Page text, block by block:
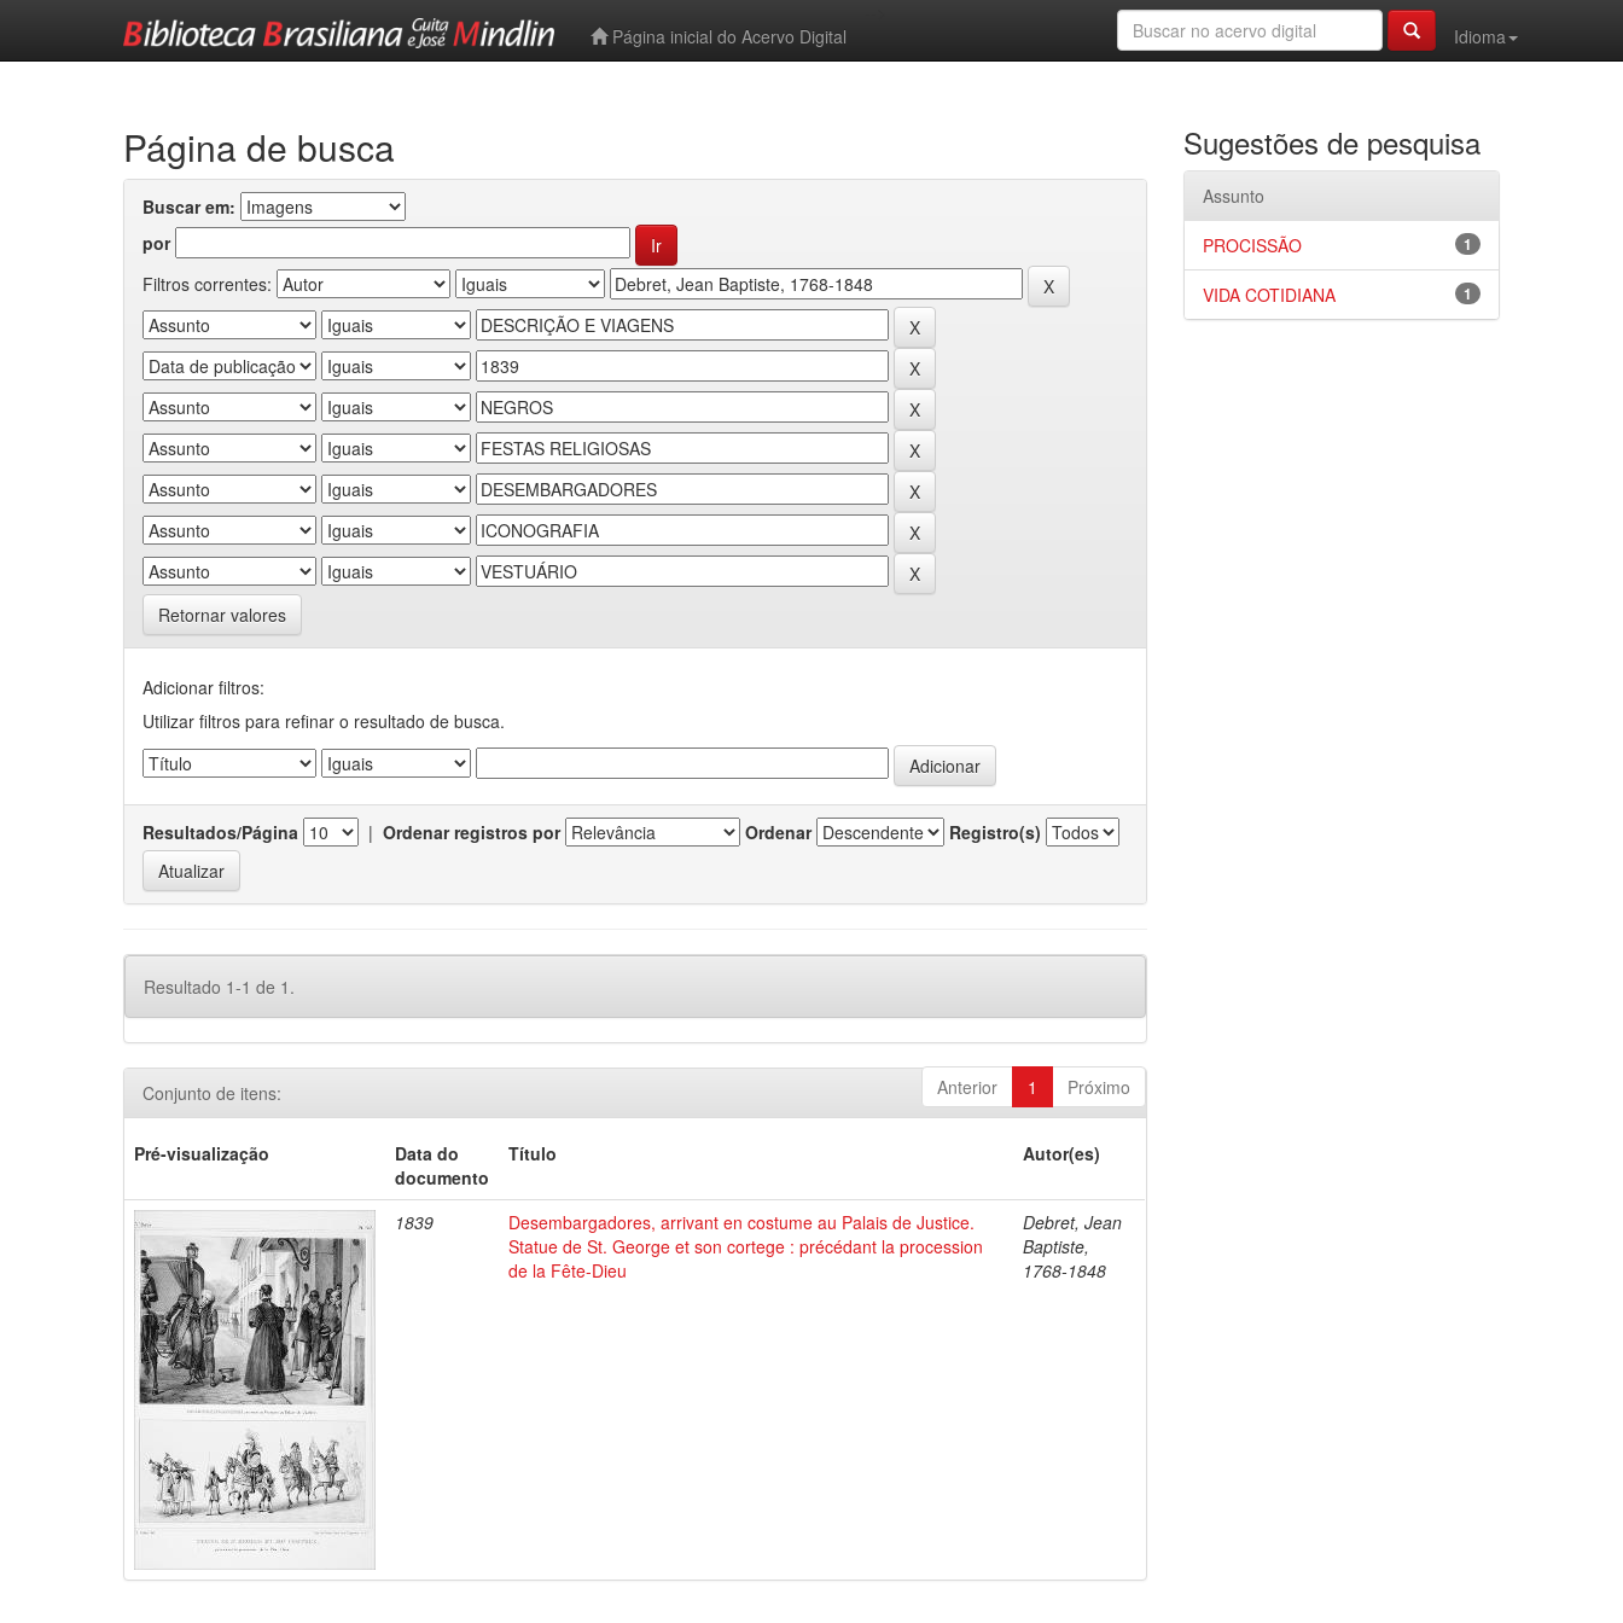
Página inicial do Acervo Digital
Idioma
Página de busca
Buscar em:
por
Filtros correntes:
Retornar valores
Adicionar filtros:
Utilizar filtros para refinar o resultado de busca.
Resultados/Página | Ordenar registros por Ordenar Registro(s)
Resultado 1-1 de 1.
Anterior 1 Próximo
Conjunto de itens:
Pré-visualização
Data do
documento
Título Autor(es)
1839
Desembargadores, arrivant en costume au Palais de Justice.
Statue de St. George et son cortege : précédant la procession
de la Fête-Dieu
Debret, Jean
Baptiste,
1768-1848
Sugestões de pesquisa
Assunto
1
PROCISSÃO
1
VIDA COTIDIANA